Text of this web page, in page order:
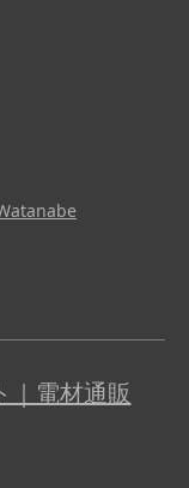
｜電材通販